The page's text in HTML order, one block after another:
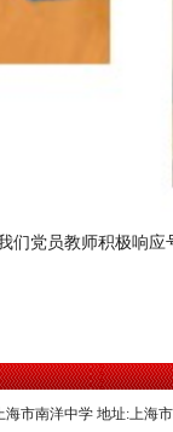
们党员教师积极响
市南洋中学 地址:上海